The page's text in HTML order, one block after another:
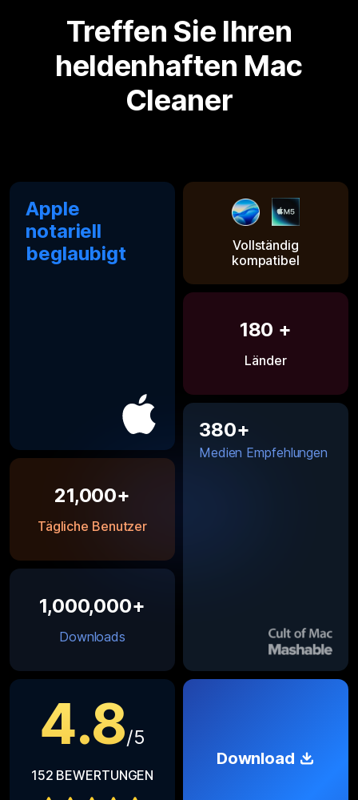
Treffen Sie Ihren
heldenhaften Mac
Cleaner
Vollständig
kompatibel
180 +
Länder
Apple
notariell
beglaubigt
21,000+
Tägliche Benutzer
1,000,000+
Downloads
380+
Medien Empfehlungen
4.8/5
152 BEWERTUNGEN
Download